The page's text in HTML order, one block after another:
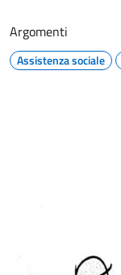
Argomenti
Assistenza sociale